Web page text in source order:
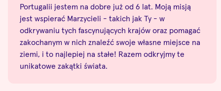
Portugalii jestem na dobre już od 6 lat. Moją misją
jest wspierać Marzycieli - takich jak Ty - w
odkrywaniu tych fascynujących krajów oraz pomagać
zakochanym w nich znaleźć swoje własne miejsce na
ziemi, i to najlepiej na stałe! Razem odkryjmy te
unikatowe zakątki świata.